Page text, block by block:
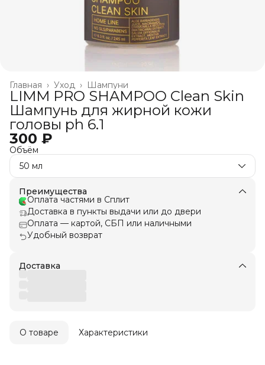
Шампуни
Уход ›
Главная ›
LIMM PRO SHAMPOO Clean Skin
Шампунь для жирной кожи
головы ph 6.1
300 ₽
Объём
50 мл
Преимущества
Оплата частями в Сплит
Доставка в пункты выдачи или до двери
Оплата — картой, СБП или наличными
Удобный возврат
Доставка
О товаре Характеристики